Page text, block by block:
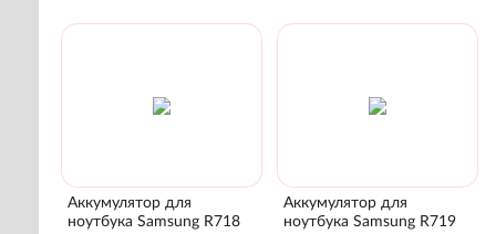
Аккумулятор для
ноутбука Samsung R718
Аккумулятор для
ноутбука Samsung R719